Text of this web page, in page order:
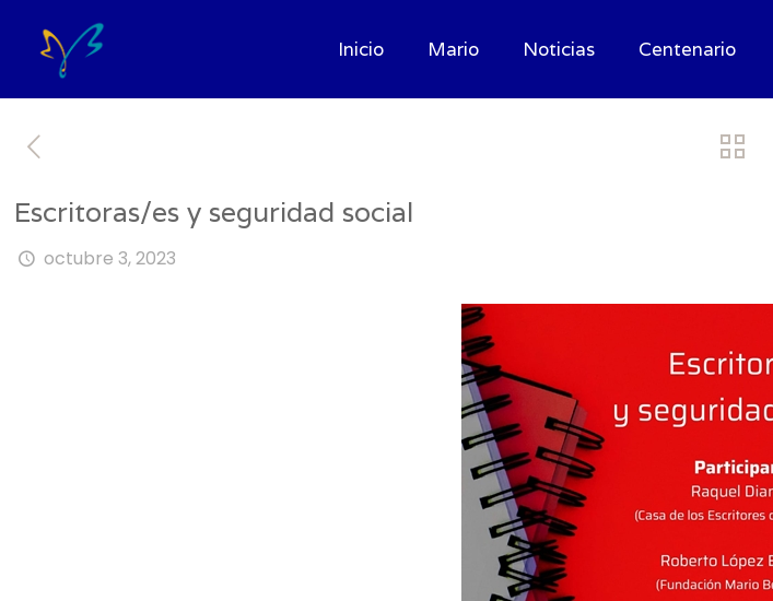
Inicio Mario Noticias Centenario
Escritoras/es y seguridad social
octubre 3, 2023